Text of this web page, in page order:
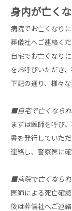
身内が亡く
病院でお亡くなり
葬儀社へご連絡くだ
自宅でお亡くなり
をお呼びいただき
下記の通り、様々
■自宅で亡くなら
まずは医師を呼び
書を発行していた
連絡し、警察医に確
■病院で亡くなら
医師による死亡確
後は葬儀社へご連絡